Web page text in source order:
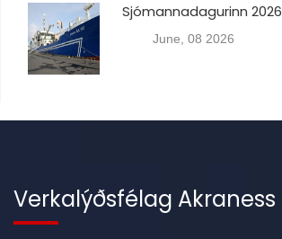
Sjómannadagurinn 2026
June, 08 2026
Verkalýðsfélag Akraness